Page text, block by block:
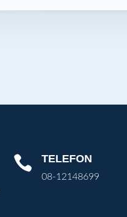
 TELEFON
08-12148699